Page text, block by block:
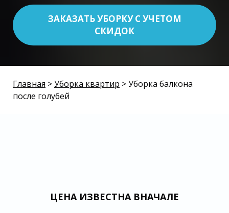
ЗАКАЗАТЬ УБОРКУ С УЧЕТОМ
СКИДОК
Главная >Уборка квартир > Уборка балкона
после голубей
ЦЕНА ИЗВЕСТНА ВНАЧАЛЕ